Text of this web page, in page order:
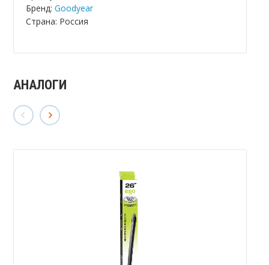
Бренд:Goodyear
Страна: Россия
АНАЛОГИ